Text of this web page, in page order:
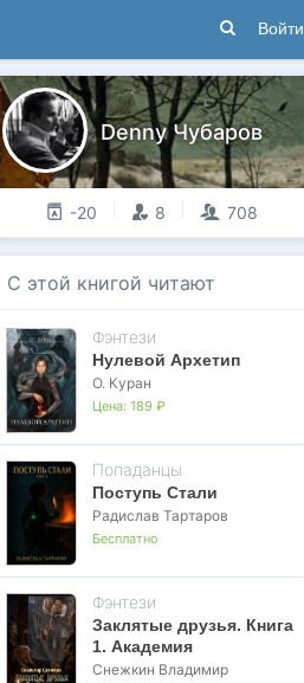
Войти
Denny Чубаров
-20 8 708
С этой книгой читают
Фэнтези
Нулевой Архетип
О. Куран
Цена: 189 ₽
Попаданцы
Поступь Стали
Радислав Тартаров
Бесплатно
Фэнтези
Заклятые друзья. Книга
1. Академия
Снежкин Владимир